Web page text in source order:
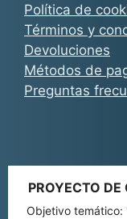
Política de
Términos y
Devoluciones
Métodos de
Preguntas
PROYECTO
Objetivo temático: